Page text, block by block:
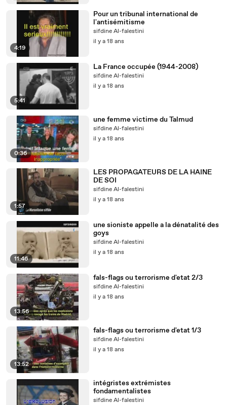
4:19
Pour un tribunal international de
l'antisémitisme
sifdine Al-falestini
il y a 18 ans
5:41
La France occupée (1944-2008)
sifdine Al-falestini
il y a 18 ans
0:36
une femme victime du Talmud
sifdine Al-falestini
il y a 18 ans
1:57
LES PROPAGATEURS DE LA HAINE
DE SOI
sifdine Al-falestini
il y a 18 ans
11:46
une sioniste appelle a la dénatalité des
goys
sifdine Al-falestini
il y a 18 ans
13:56
fals-flags ou terrorisme d'etat 2/3
sifdine Al-falestini
il y a 18 ans
13:52
fals-flags ou terrorisme d'etat 1/3
sifdine Al-falestini
il y a 18 ans
intégristes extrémistes
fondamentalistes
sifdine Al-falestini